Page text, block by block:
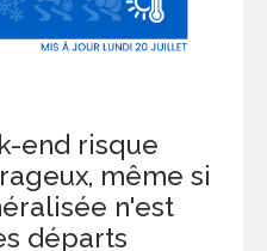
end risque
même si
n'est
départs